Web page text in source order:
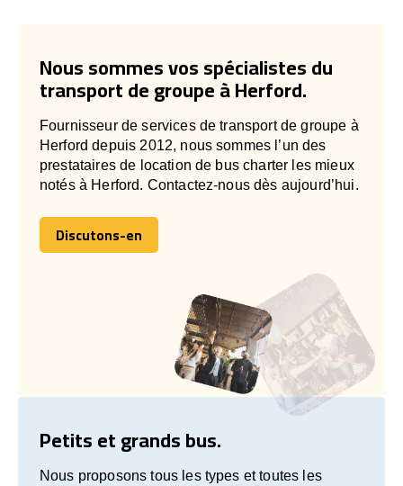
Nous sommes vos spécialistes du
transport de groupe à Herford.
Fournisseur de services de transport de groupe à
Herford depuis 2012, nous sommes l’un des
prestataires de location de bus charter les mieux
notés à Herford. Contactez-nous dès aujourd’hui.
Discutons-en
Discutons-en
Petits et grands bus.
Nous proposons tous les types et toutes les